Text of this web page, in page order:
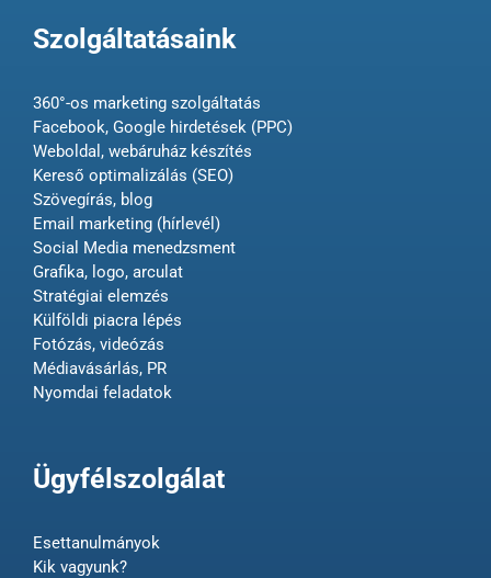
Szolgáltatásaink
360°-os marketing szolgáltatás
Facebook, Google hirdetések (PPC)
Weboldal, webáruház készítés
Kereső optimalizálás (SEO)
Szövegírás, blog
Email marketing (hírlevél)
Social Media menedzsment
Grafika, logo, arculat
Stratégiai elemzés
Külföldi piacra lépés
Fotózás, videózás
Médiavásárlás, PR
Nyomdai feladatok
Ügyfélszolgálat
Esettanulmányok
Kik vagyunk?